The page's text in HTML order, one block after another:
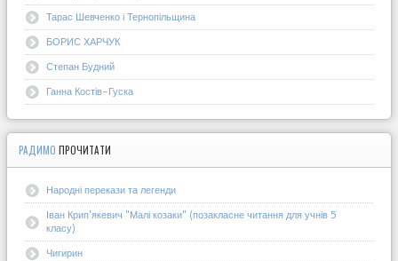
Тарас Шевченко і Тернопільщина
БОРИС ХАРЧУК
Степан Будний
Ганна Костів-Гуска
РАДИМО ПРОЧИТАТИ
Народні перекази та легенди
Іван Крип'якевич "Малі козаки" (позакласне читання для учнів 5
класу)
Чигирин